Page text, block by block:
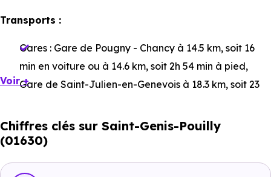
Transports :
Gares : Gare de Pougny - Chancy à 14.5 km, soit 16
min en voiture ou à 14.6 km, soit 2h 54 min à pied,
Gare de Saint-Julien-en-Genevois à 18.3 km, soit 23
Bus :Ligne 66 : Saint-Genis-Clos des Vignes
soit 0 min en voiture ou à 135 m, soit 2 min à pied
Ligne 66 : Saint-Genis-Théâtreà 522 m, soit 1 min en
Voir +
Chiffres clés sur Saint-Genis-Pouilly
(01630)